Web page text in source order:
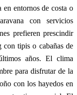
en entornos de costa o
con servicios
prefieren prescindir
tipis o cabañas de
años. El clima
para disfrutar de la
con los hayedos en